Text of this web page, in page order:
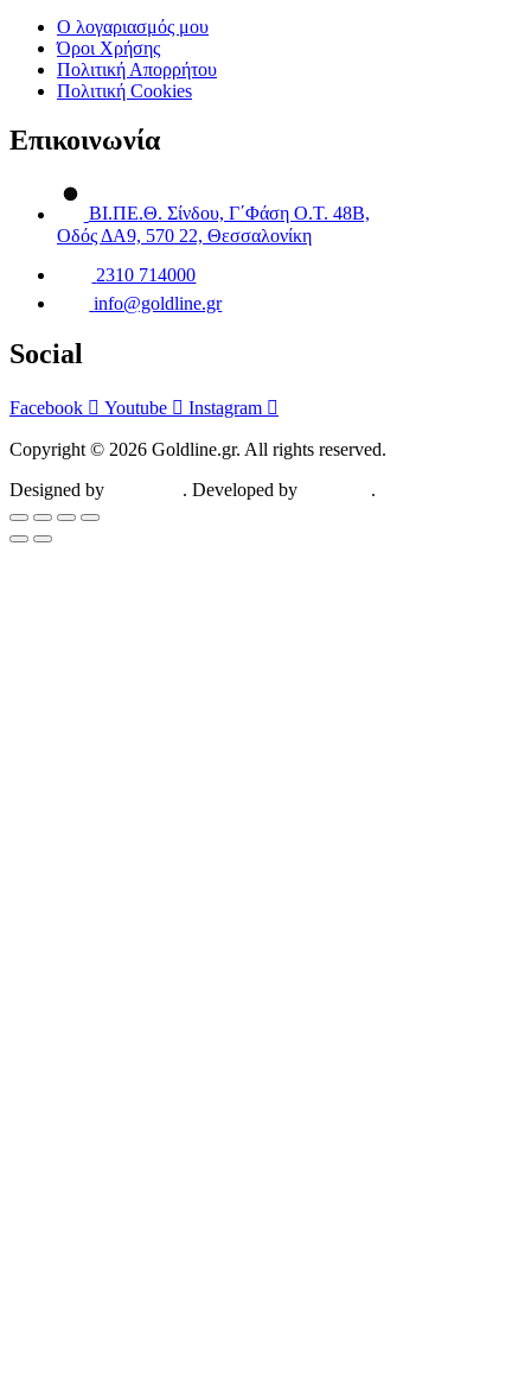
Ο λογαριασμός μου
Όροι Χρήσης
Πολιτική Απορρήτου
Πολιτική Cookies
Επικοινωνία
ΒΙ.ΠΕ.Θ. Σίνδου, Γ΄Φάση Ο.Τ. 48Β,
Οδός ΔΑ9, 570 22, Θεσσαλονίκη
2310 714000
info@goldline.gr
Social
Facebook Youtube Instagram
Copyright © 2026 Goldline.gr. All rights reserved.
Designed by
. Developed by .